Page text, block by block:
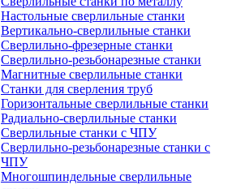
Настольные сверлильные станки
Вертикально-сверлильные станки
Сверлильно-фрезерные станки
Сверлильно-резьбонарезные станки
Магнитные сверлильные станки
Станки для сверления труб
Горизонтальные сверлильные станки
Радиально-сверлильные станки
Сверлильные станки с ЧПУ
Сверлильно-резьбонарезные станки с
ЧПУ
Многошпиндельные сверлильные